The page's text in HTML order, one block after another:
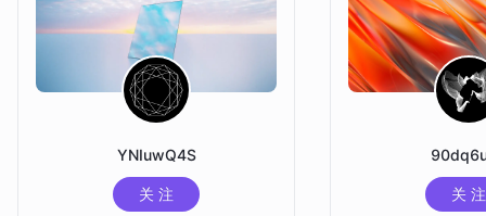
YNIuwQ4S
关 注 关 注